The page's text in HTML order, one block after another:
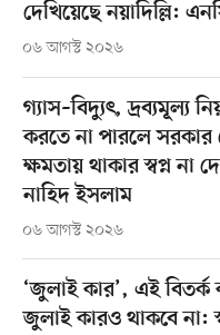
দেখিয়েছে নয়াদিল্লি:
০৬ আগস্ট ২০২৬
গ্যাস–বিদ্যুৎ, দ্রব্যমূল্য
করতে না পারলে সরকার
ক্ষমতায় থাকার স্বপ্ন না
নাহিদ ইসলাম
০৬ আগস্ট ২০২৬
‘জুলাই কার’, এই
জুলাই কারও থাকবে না: